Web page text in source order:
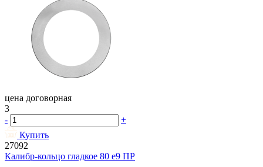
цена договорная
3
-
+
Купить
27092
Калибр-кольцо гладкое 80 e9 ПР